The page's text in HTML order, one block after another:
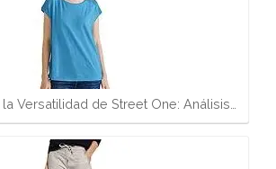
Versatilidad de Street One: Análisis…